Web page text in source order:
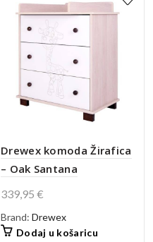
Drewex komoda Žirafica
– Oak Santana
339,95€
Brand:Drewex
Dodaj u košaricu